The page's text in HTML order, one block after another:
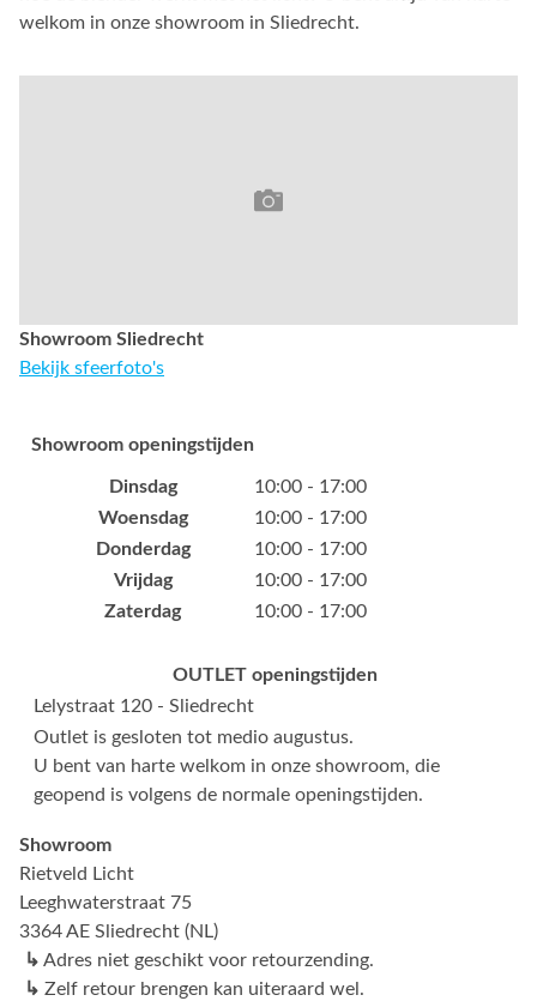
welkom in onze showroom in Sliedrecht.
Showroom Sliedrecht
Bekijk sfeerfoto's
Showroom openingstijden
Dinsdag
10:00 - 17:00
Woensdag
10:00 - 17:00
Donderdag
10:00 - 17:00
Vrijdag
10:00 - 17:00
Zaterdag
10:00 - 17:00
OUTLET openingstijden
Lelystraat 120 - Sliedrecht
Outlet is gesloten tot medio augustus.
U bent van harte welkom in onze showroom, die
geopend is volgens de normale openingstijden.
Showroom
Rietveld Licht
Leeghwaterstraat 75
3364 AE Sliedrecht (NL)
↳ Adres niet geschikt voor retourzending.
↳ Zelf retour brengen kan uiteraard wel.